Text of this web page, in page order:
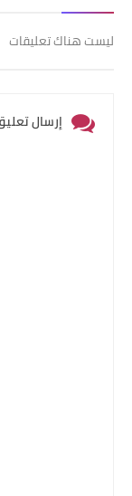
ليست هناك تعليقات
إرسال